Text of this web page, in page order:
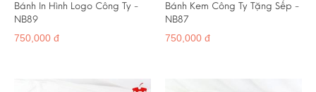
Bánh In Hình Logo Công Ty -
NB89
750,000 đ
Bánh Kem Công Ty Tặng Sếp -
NB87
750,000 đ